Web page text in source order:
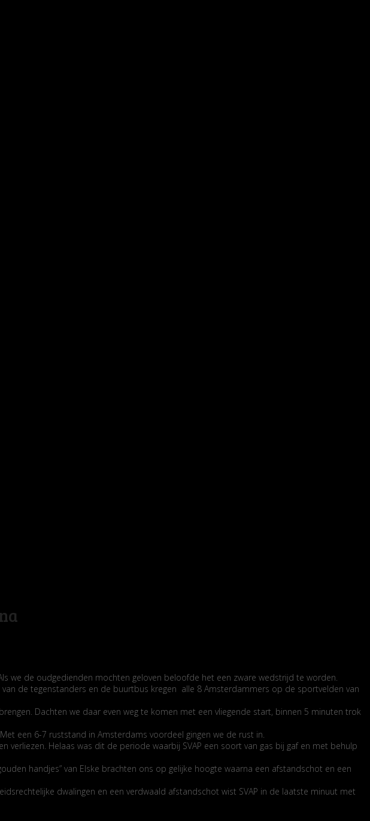
we de oudgedienden mochten geloven beloofde het een zware wedstrijd te worden.
de tegenstanders en de buurtbus kregen alle 8 Amsterdammers op de sportvelden van
Dachten we daar even weg te komen met een vliegende start, binnen 5 minuten trok
een 6-7 ruststand in Amsterdams voordeel gingen we de rust in.
Helaas was dit de periode waarbij SVAP een soort van gas bij gaf en met behulp
handjes” van Elske brachten ons op gelijke hoogte waarna een afstandschot en een
dwalingen en een verdwaald afstandschot wist SVAP in de laatste minuut met